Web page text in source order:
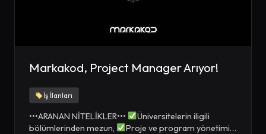
Markakod, Project Manager Arıyor!
İş İlanları
•••ARANAN NİTELİKLER•••
Üniversitelerin iligili
bölümlerinden mezun,
Proje ve program yönetimi